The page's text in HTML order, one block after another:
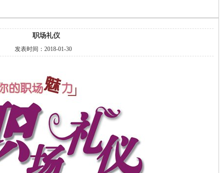
职场礼仪
发表时间： 2018-01-30